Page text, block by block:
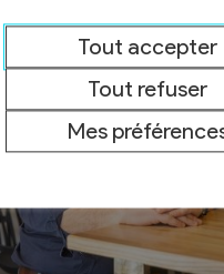
Tout accepter
Tout refuser
Mes